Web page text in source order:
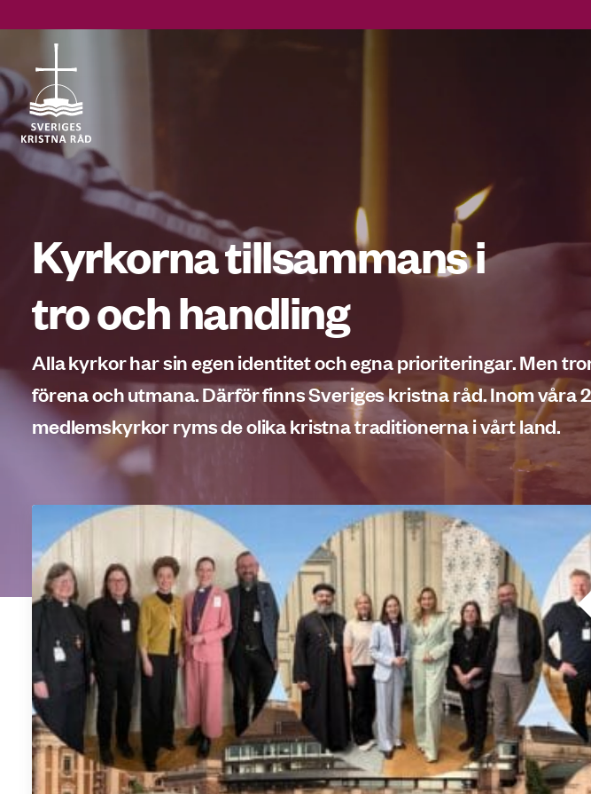
till
letar
du
efter?
Kyrkorna tillsammans i
tro och handling
Alla kyrkor har sin egen identitet och egna prioriteringar. Men
förena och utmana. Därför finns Sveriges kristna råd. Inom våra
medlemskyrkor ryms de olika kristna traditionerna i vårt land.